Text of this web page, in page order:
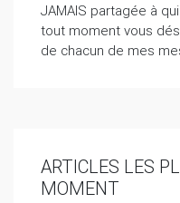
JAMAIS partagée à
tout moment vous
de chacun de mes
ARTICLES LES
MOMENT